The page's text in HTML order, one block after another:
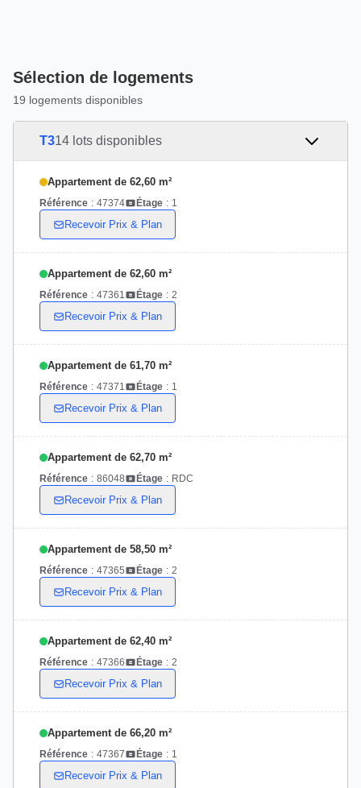
Sélection de logements
19 logements disponibles
T314 lots disponibles
Appartement de 62,60 m²
Référence : 47374 Étage : 1
Recevoir Prix & Plan
Appartement de 62,60 m²
Référence : 47361 Étage : 2
Recevoir Prix & Plan
Appartement de 61,70 m²
Référence : 47371 Étage : 1
Recevoir Prix & Plan
Appartement de 62,70 m²
Référence : 86048 Étage : RDC
Recevoir Prix & Plan
Appartement de 58,50 m²
Référence : 47365 Étage : 2
Recevoir Prix & Plan
Appartement de 62,40 m²
Référence : 47366 Étage : 2
Recevoir Prix & Plan
Appartement de 66,20 m²
Référence : 47367 Étage : 1
Recevoir Prix & Plan